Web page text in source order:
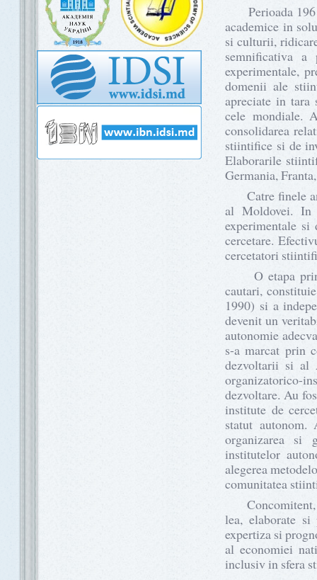
Perioada
academice in
si culturii,
semnificativa
experimentale,
domenii ale
apreciate in tara
cele mondiale.
consolidarea
stiintifice si de
Elaborarile
Germania,
Catre finele
al Moldovei. In
experimentale
cercetare.
cercetatori
O etapa
cautari,
1990) si a
devenit un
autonomie
s-a marcat prin
dezvoltarii si al
organizatorico-
dezvoltare. Au
institute de
statut
organizarea si
institutelor
alegerea
comunitatea
Concomitent,
lea, elaborate
expertiza si
al economiei
inclusiv in sfera